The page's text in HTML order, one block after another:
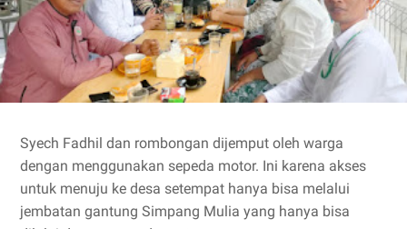
Syech Fadhil dan rombongan dijemput oleh warga
dengan menggunakan sepeda motor. Ini karena akses
untuk menuju ke desa setempat hanya bisa melalui
jembatan gantung Simpang Mulia yang hanya bisa